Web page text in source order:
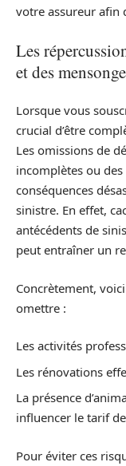
votre assureur afin
Les
et des
Lorsque vous
crucial d’être
Les omissions de
incomplètes ou
conséquences
sinistre. En effet,
antécédents de
peut entraîner un
Concrètement,
omettre :
Les activités
Les rénovations
La présence
influencer le tarif
Pour éviter ces